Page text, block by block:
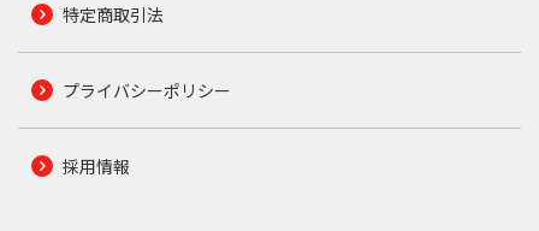
特定商取引法
プライバシーポリシー
採用情報